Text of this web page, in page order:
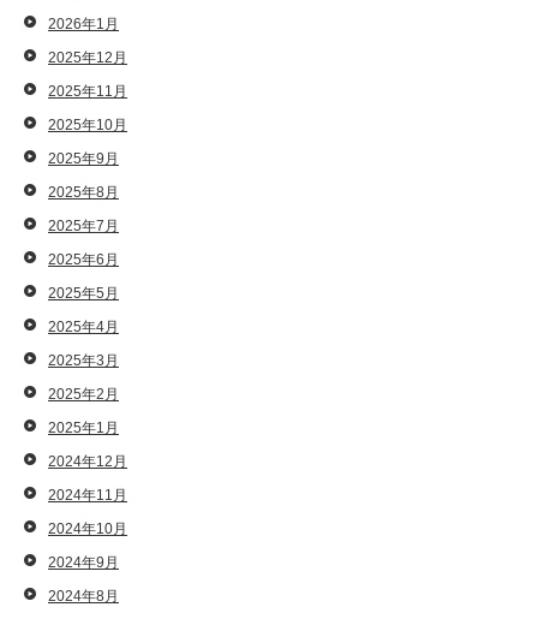
2026年1月
2025年12月
2025年11月
2025年10月
2025年9月
2025年8月
2025年7月
2025年6月
2025年5月
2025年4月
2025年3月
2025年2月
2025年1月
2024年12月
2024年11月
2024年10月
2024年9月
2024年8月